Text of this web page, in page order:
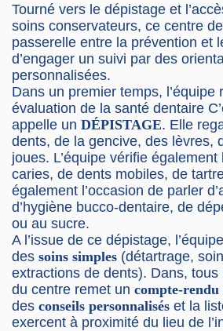
Tourné vers le dépistage et
soins conservateurs, ce centre
passerelle entre la prévention et
d’engager un suivi par des
personnalisées.
Dans un premier temps, l’équipe
évaluation de la santé dentaire
appelle un DÉPISTAGE. Elle
dents, de la gencive, des lèvres,
joues. L’équipe vérifie
caries, de dents mobiles, de
également l’occasion de parler
d’hygiène bucco-dentaire, de
ou au sucre.
A l’issue de ce dépistage,
des soins simples (détartrage,
extractions de dents). Dans, tous
du centre remet un compte-rendu
des conseils personnalisés et la
exercent à proximité du lieu de